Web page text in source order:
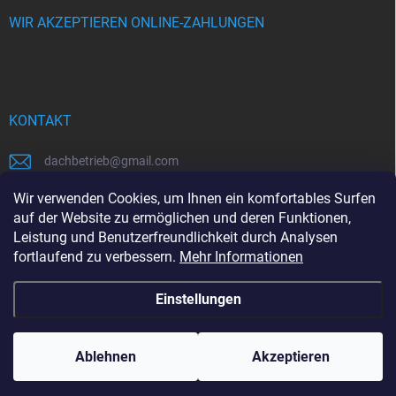
Wir verwenden Cookies, um Ihnen ein komfortables Surfen
auf der Website zu ermöglichen und deren Funktionen,
Leistung und Benutzerfreundlichkeit durch Analysen
fortlaufend zu verbessern. Mehr Informationen
Einstellungen
Ablehnen Akzeptieren
WIR AKZEPTIEREN ONLINE-ZAHLUNGEN
KONTAKT
dachbetrieb@gmail.com
00421948484112
00421948484112
https://www.facebook.com/www.dachbetrieb.at
Erstellt von Shoptet
Copyright 2026 . Alle Rechte vorbehalten.